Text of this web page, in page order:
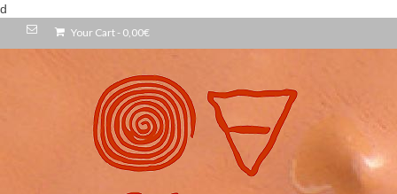
d
Your Cart - 0,00€